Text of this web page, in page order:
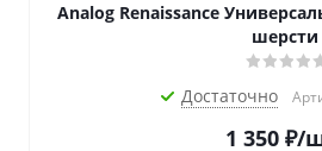
Analog Renaissance
шерсти
Достаточно
1 350₽/